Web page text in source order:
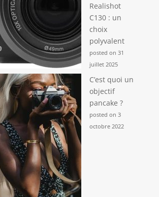
Realishot
C130 : un
choix
polyvalent
posted on 31
juillet 2025
C’est quoi un
objectif
pancake ?
posted on 3
octobre 2022